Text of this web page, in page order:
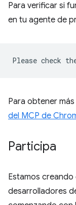
Para verificar si
en tu agente de
Para obtener
del MCP de
Participa
Estamos creando
desarrolladores